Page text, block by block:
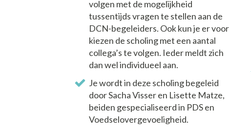
volgen met de mogelijkheid
tussentijds vragen te stellen aan de
DCN-begeleiders. Ook kun je er voor
kiezen de scholing met een aantal
collega’s te volgen. Ieder meldt zich
dan wel individueel aan.
Je wordt in deze scholing begeleid
door Sacha Visser en Lisette Matze,
beiden gespecialiseerd in PDS en
Voedselovergevoeligheid.